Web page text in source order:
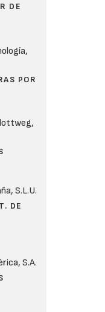
DE
POR
S.L.U.
DE
S.A.